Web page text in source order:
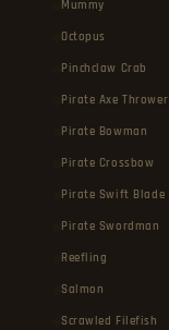
Mummy
Octopus
Pinchclaw Crab
Pirate Axe Thrower
Pirate Bowman
Pirate Crossbow
Pirate Swift Blade
Pirate Swordman
Reefling
Salmon
Scrawled Filefish